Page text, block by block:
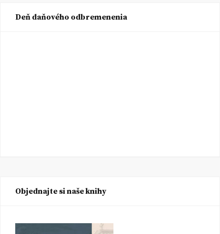
Deň daňového odbremenenia
Objednajte si naše knihy